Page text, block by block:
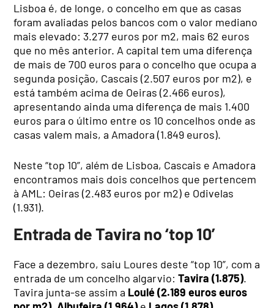
Lisboa é, de longe, o concelho em que as casas
foram avaliadas pelos bancos com o valor mediano
mais elevado: 3.277 euros por m2, mais 62 euros
que no mês anterior. A capital tem uma diferença
de mais de 700 euros para o concelho que ocupa a
segunda posição, Cascais (2.507 euros por m2), e
está também acima de Oeiras (2.466 euros),
apresentando ainda uma diferença de mais 1.400
euros para o último entre os 10 concelhos onde as
casas valem mais, a Amadora (1.849 euros).
Neste “top 10”, além de Lisboa, Cascais e Amadora
encontramos mais dois concelhos que pertencem
à AML: Oeiras (2.483 euros por m2) e Odivelas
(1.931).
Entrada de Tavira no ‘top 10’
Face a dezembro, saiu Loures deste “top 10”, com a
entrada de um concelho algarvio:Tavira (1.875).
Tavira junta-se assim a Loulé (2.189 euros euros